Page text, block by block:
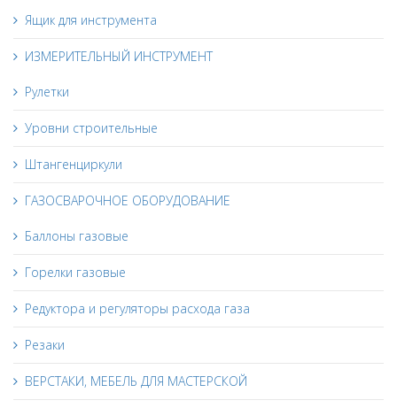
Ящик для инструмента
ИЗМЕРИТЕЛЬНЫЙ ИНСТРУМЕНТ
Рулетки
Уровни строительные
Штангенциркули
ГАЗОСВАРОЧНОЕ ОБОРУДОВАНИЕ
Баллоны газовые
Горелки газовые
Редуктора и регуляторы расхода газа
Резаки
ВЕРСТАКИ, МЕБЕЛЬ ДЛЯ МАСТЕРСКОЙ